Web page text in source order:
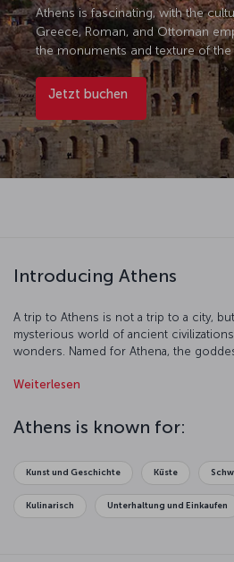
Athens is fascinating, with the
Greece, Roman, and Ottoman
the monuments and texture of the
Jetzt buchen
Introducing Athens
A trip to Athens is not a trip to a city,
mysterious world of ancient
wonders. Named for Athena, the
age-old myths be your guide. First,
ever Olympic Games. Watch a parade
Syntagma Square and explore the
your taste buds as you enjoy the
Weiterlesen
Athens is known for:
Kunst und Geschichte Küste
Kulinarisch Unterhaltung und Einkaufen